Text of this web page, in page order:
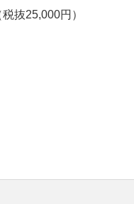
税抜25,000円）